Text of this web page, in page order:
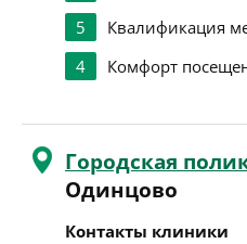
5
Квалификация
4
Комфорт
Городская
Одинцово
Контакты клиники